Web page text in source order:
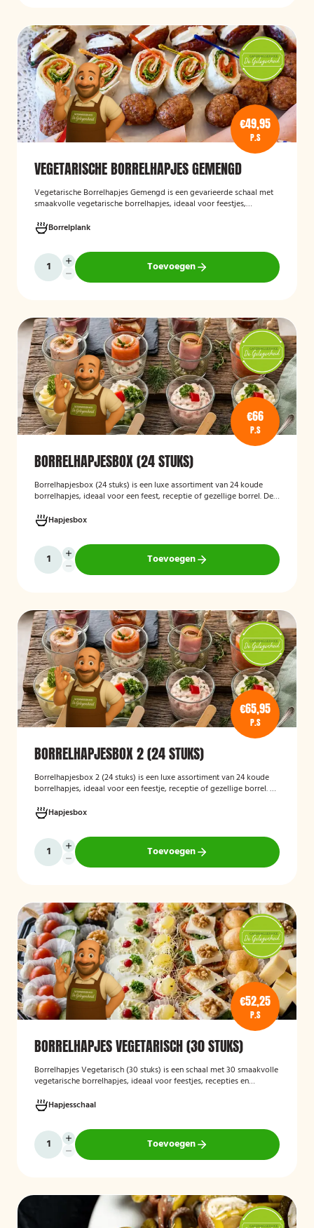
€49,95
P.S
VEGETARISCHE BORRELHAPJES GEMENGD
Vegetarische Borrelhapjes Gemengd is een gevarieerde schaal met
smaakvolle vegetarische borrelhapjes, ideaal voor feestjes,
feestelijke mix van vegetarische lekkernijen die geschikt zijn voor
zowel vegetariërs als andere gasten.
Borrelplank
Toevoegen
€66
P.S
BORRELHAPJESBOX (24 STUKS)
Borrelhapjesbox (24 stuks) is een luxe assortiment van 24 koude
borrelhapjes, ideaal voor een feest, receptie of gezellige borrel. De
zalmrolletjes, brie met notenmelange en vitello tonato, verzorgd
gepresenteerd en direct klaar om te serveren.
Hapjesbox
Toevoegen
€65,95
P.S
BORRELHAPJESBOX 2 (24 STUKS)
Borrelhapjesbox 2 (24 stuks) is een luxe assortiment van 24 koude
borrelhapjes, ideaal voor een feestje, receptie of gezellige borrel. De
klaar worden geleverd, zodat u uw gasten eenvoudig kunt trakteren
op een smaakvolle en feestelijke borrelervaring.
Hapjesbox
Toevoegen
€52,25
P.S
BORRELHAPJES VEGETARISCH (30 STUKS)
Borrelhapjes Vegetarisch (30 stuks) is een schaal met 30 smaakvolle
vegetarische borrelhapjes, ideaal voor feestjes, recepties en
selectie die geschikt is voor vegetariërs, zodat gasten kunnen
genieten van een feestelijke en veelzijdige borrelervaring.
Hapjesschaal
Toevoegen